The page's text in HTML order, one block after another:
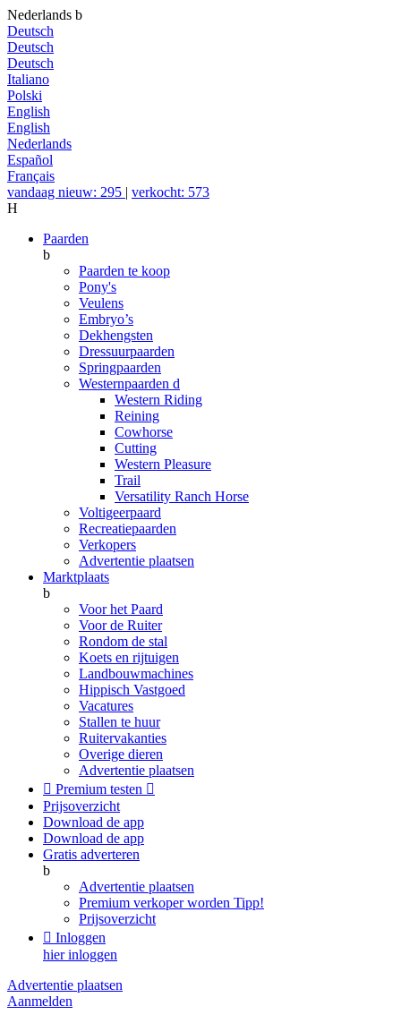
Nederlands b
Deutsch
Deutsch
Deutsch
Italiano
Polski
English
English
Nederlands
Español
Français
vandaag nieuw: 295 | verkocht: 573
H
Paarden
b
Paarden te koop
Pony's
Veulens
Embryo’s
Dekhengsten
Dressuurpaarden
Springpaarden
Westernpaarden d
Western Riding
Reining
Cowhorse
Cutting
Western Pleasure
Trail
Versatility Ranch Horse
Voltigeerpaard
Recreatiepaarden
Verkopers
Advertentie plaatsen
Marktplaats
b
Voor het Paard
Voor de Ruiter
Rondom de stal
Koets en rijtuigen
Landbouwmachines
Hippisch Vastgoed
Vacatures
Stallen te huur
Ruitervakanties
Overige dieren
Advertentie plaatsen
 Premium testen 
Prijsoverzicht
Download de app
Download de app
Gratis adverteren
b
Advertentie plaatsen
Premium verkoper worden Tipp!
Prijsoverzicht
 Inloggen
hier inloggen
Advertentie plaatsen
Aanmelden